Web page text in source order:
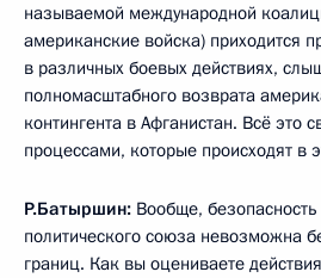
называемой международной
американские войска) приходится
в различных боевых действиях,
полномасштабного возврата
контингента в Афганистан. Всё это
процессами, которые происходят в
Р.Батыршин: Вообще,
политического союза невозможна
границ. Как вы оцениваете